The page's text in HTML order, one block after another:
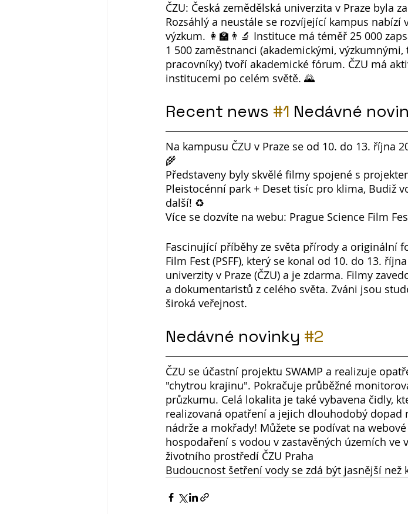
ČZU: Česká zemědělská univerzita v Praze byla
Rozsáhlý a neustále se rozvíjející kampus
výzkum. 👩🏫👨🔬 Instituce má téměř 25 000
1 500 zaměstnanci (akademickými,
pracovníky) tvoří akademické fórum. ČZU má
institucemi po celém světě. 🌄
Recent news #1 Nedávné
Na kampusu ČZU v Praze se od 10. do 13. října
🌾
Představeny byly skvělé filmy spojené s
Pleistocénní park + Deset tisíc pro klima, Budiž
další! ♻
Více se dozvíte na webu: Prague Science Film
Fascinující příběhy ze světa přírody a originální
Film Fest (PSFF), který se konal od 10. do 13.
univerzity v Praze (ČZU) a je zdarma. Filmy
a dokumentaristů z celého světa. Zváni jsou
široká veřejnost.
Nedávné novinky #2
ČZU se účastní projektu SWAMP a realizuje
"chytrou krajinu". Pokračuje průběžné
průzkumu. Celá lokalita je také vybavena čidly,
realizovaná opatření a jejich dlouhodobý dopad
nádrže a mokřady! Můžete se podívat na
hospodaření s vodou v zastavěných územích ve
životního prostředí ČZU Praha
Budoucnost šetření vody se zdá být jasnější než